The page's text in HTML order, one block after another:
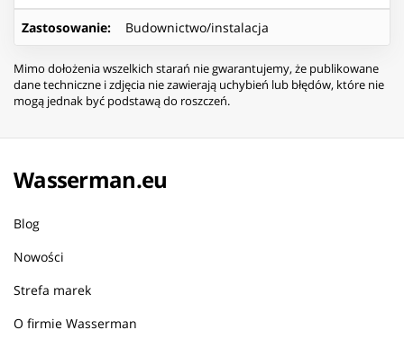
Zastosowanie: Budownictwo/instalacja
Mimo dołożenia wszelkich starań nie gwarantujemy, że publikowane
dane techniczne i zdjęcia nie zawierają uchybień lub błędów, które nie
mogą jednak być podstawą do roszczeń.
Wasserman.eu
Blog
Nowości
Strefa marek
O firmie Wasserman